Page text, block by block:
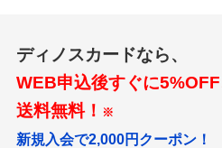
ディノスカードなら、
WEB申込後すぐに5%OFF
送料無料！ ※
新規入会で2,000円クーポン！